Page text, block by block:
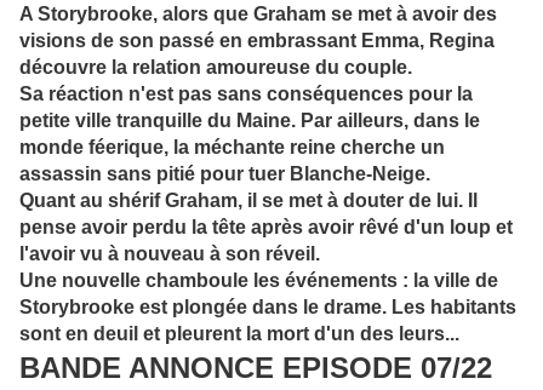
A Storybrooke, alors que Graham se met à avoir des
visions de son passé en embrassant Emma, Regina
découvre la relation amoureuse du couple.
Sa réaction n'est pas sans conséquences pour la
petite ville tranquille du Maine. Par ailleurs, dans le
monde féerique, la méchante reine cherche un
assassin sans pitié pour tuer Blanche-Neige.
Quant au shérif Graham, il se met à douter de lui. Il
pense avoir perdu la tête après avoir rêvé d'un loup et
l'avoir vu à nouveau à son réveil.
Une nouvelle chamboule les événements : la ville de
Storybrooke est plongée dans le drame. Les habitants
sont en deuil et pleurent la mort d'un des leurs...
BANDE ANNONCE EPISODE 07/22